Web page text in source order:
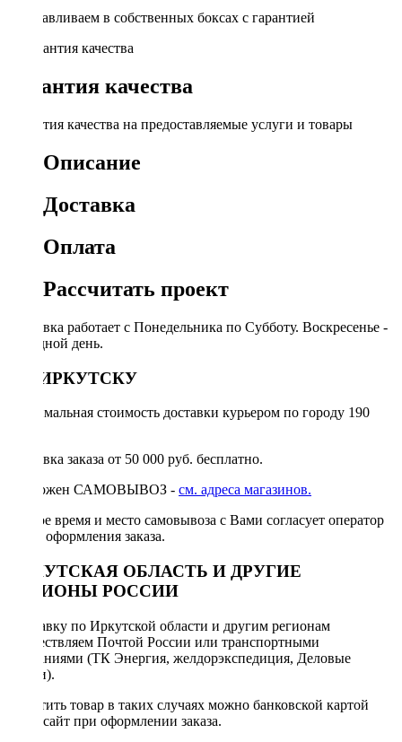
Устанавливаем в собственных боксах с гарантией
Гарантия качества
Гарантия качества на предоставляемые услуги и товары
Описание
Доставка
Оплата
Рассчитать проект
Доставка работает с Понедельника по Субботу. Воскресенье -
выходной день.
ПО ИРКУТСКУ
Минимальная стоимость доставки курьером по городу 190
Доставка заказа от 50 000 руб. бесплатно.
Возможен САМОВЫВОЗ - см. адреса магазинов.
Точное время и место самовывоза с Вами согласует оператор
после оформления заказа.
ИРКУТСКАЯ ОБЛАСТЬ И ДРУГИЕ
РЕГИОНЫ РОССИИ
Отправку по Иркутской области и другим регионам
осуществляем Почтой России или транспортными
компаниями (ТК Энергия, желдорэкспедиция, Деловые
линии).
Оплатить товар в таких случаях можно банковской картой
через сайт при оформлении заказа.